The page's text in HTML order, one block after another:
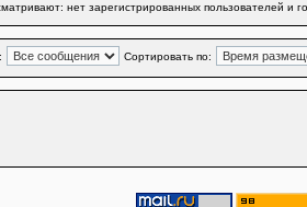
нет зарегистрированных пользователей и
Сортировать по: